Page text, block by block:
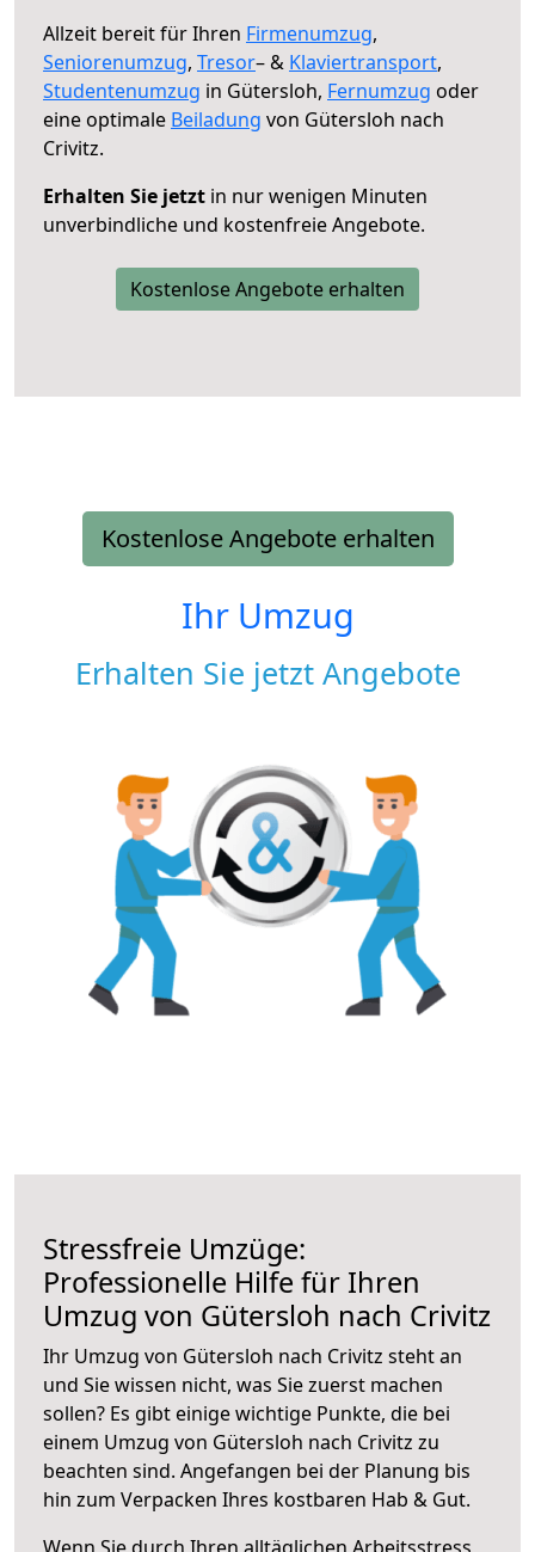
Allzeit bereit für Ihren Firmenumzug,
Seniorenumzug, Tresor– & Klaviertransport,
Studentenumzug in Gütersloh, Fernumzug oder
eine optimale Beiladung von Gütersloh nach
Crivitz.
Erhalten Sie jetzt in nur wenigen Minuten
unverbindliche und kostenfreie Angebote.
Kostenlose Angebote erhalten
Kostenlose Angebote erhalten
Ihr Umzug
Erhalten Sie jetzt Angebote
Stressfreie Umzüge:
Professionelle Hilfe für Ihren
Umzug von Gütersloh nach Crivitz
Ihr Umzug von Gütersloh nach Crivitz steht an
und Sie wissen nicht, was Sie zuerst machen
sollen? Es gibt einige wichtige Punkte, die bei
einem Umzug von Gütersloh nach Crivitz zu
beachten sind. Angefangen bei der Planung bis
hin zum Verpacken Ihres kostbaren Hab & Gut.